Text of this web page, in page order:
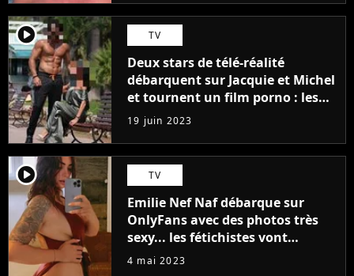
player2 TV
Deux stars de télé-réalité
débarquent sur Jacquie et Michel
et tournent un film porno : les
premières images du tournage
(exclu)
19 juin 2023
player2 TV
Emilie Nef Naf débarque sur
OnlyFans avec des photos très
sexy... les fétichistes vont
prendre leur pied !
4 mai 2023